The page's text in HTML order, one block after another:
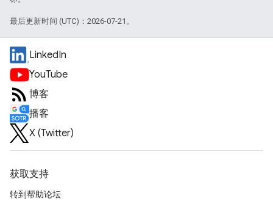
最后更新时间 (UTC)：2026-07-21。
LinkedIn
YouTube
博客
播客
X (Twitter)
获取支持
转到帮助论坛